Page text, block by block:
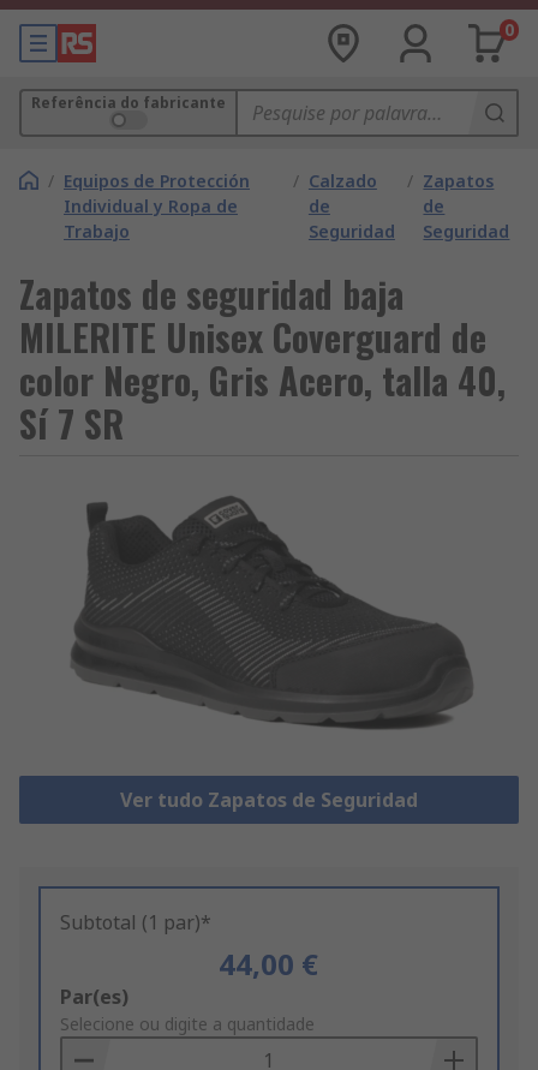
0
Referência do fabricante
/ Equipos de Protección
Individual y Ropa de
Trabajo
/ Calzado
de
Seguridad
/ Zapatos
de
Seguridad
Zapatos de seguridad baja
MILERITE Unisex Coverguard de
color Negro, Gris Acero, talla 40,
Sí 7 SR
Ver tudo Zapatos de Seguridad
Subtotal (1 par)*
44,00 €
Add
to
Basket
Par(es)
Selecione ou digite a quantidade